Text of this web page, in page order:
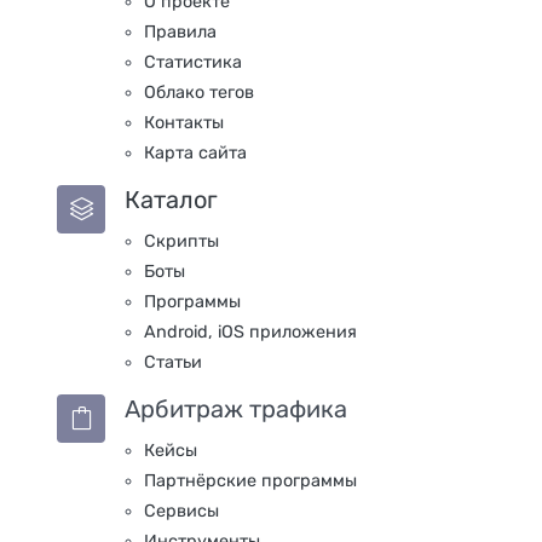
Правила
Статистика
Облако тегов
Контакты
Карта сайта
Каталог
Скрипты
Боты
Программы
Android, iOS приложения
Статьи
Арбитраж трафика
Кейсы
Партнёрские программы
Сервисы